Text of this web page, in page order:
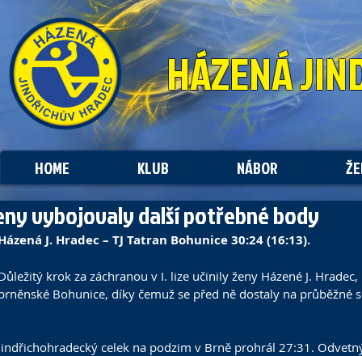
HÁZENÁ
HOME KLUB NÁBOR
vybojovaly další potřebné body
J. Hradec – TJ Tatran Bohunice 30:24 (16:13).
krok za záchranou v I. lize učinily ženy Házené J.
Bohunice, díky čemuž se před ně dostaly na průběžné
celek na podzim v Brně prohrál 27:31.